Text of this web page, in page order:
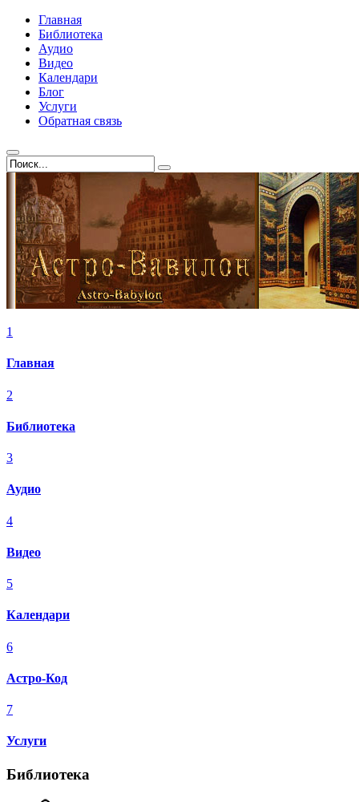
Главная
Библиотека
Аудио
Видео
Календари
Блог
Услуги
Обратная связь
1
Главная
2
Библиотека
3
Аудио
4
Видео
5
Календари
6
Астро-Код
7
Услуги
Библиотека